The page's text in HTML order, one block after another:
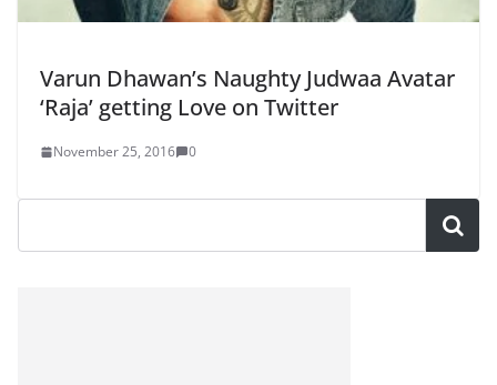
Varun Dhawan’s Naughty Judwaa Avatar
‘Raja’ getting Love on Twitter
November 25, 2016 0